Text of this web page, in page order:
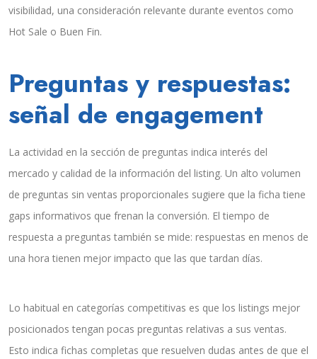
visibilidad, una consideración relevante durante eventos como
Hot Sale o Buen Fin.
Preguntas y respuestas:
señal de engagement
La actividad en la sección de preguntas indica interés del
mercado y calidad de la información del listing. Un alto volumen
de preguntas sin ventas proporcionales sugiere que la ficha tiene
gaps informativos que frenan la conversión. El tiempo de
respuesta a preguntas también se mide: respuestas en menos de
una hora tienen mejor impacto que las que tardan días.
Lo habitual en categorías competitivas es que los listings mejor
posicionados tengan pocas preguntas relativas a sus ventas.
Esto indica fichas completas que resuelven dudas antes de que el